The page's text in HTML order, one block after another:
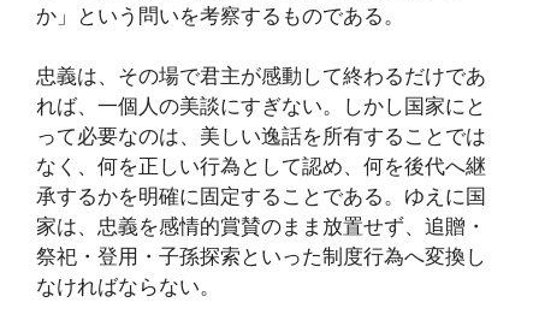
か」という問いを考察するものである。
忠義は、その場で君主が感動して終わるだけであ
れば、一個人の美談にすぎない。しかし国家にと
って必要なのは、美しい逸話を所有することでは
なく、何を正しい行為として認め、何を後代へ継
承するかを明確に固定することである。ゆえに国
家は、忠義を感情的賞賛のまま放置せず、追贈・
祭祀・登用・子孫探索といった制度行為へ変換し
なければならない。